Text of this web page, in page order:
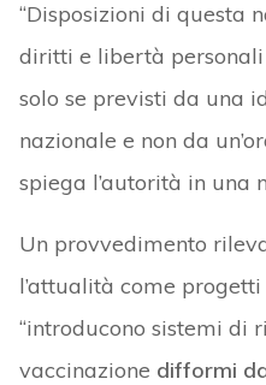
“Disposizioni di questa
diritti e libertà
solo se previsti da una
nazionale e non da
spiega l’autorità in una
Un provvedimento
l’attualità come
“introducono sistemi di
vaccinazione difformi